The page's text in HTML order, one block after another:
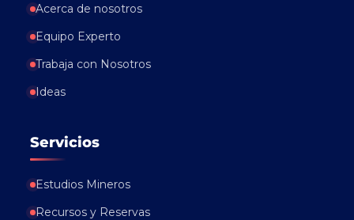
Acerca de nosotros
Equipo Experto
Trabaja con Nosotros
Ideas
Servicios
Estudios Mineros
Recursos y Reservas